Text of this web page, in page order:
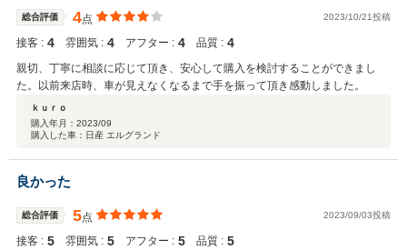
総合評価 4点 2023/10/21投稿
接客 : 4 雰囲気 : 4 アフター : 4 品質 : 4
親切、丁寧に相談に応じて頂き、安心して購入を検討することができまし
た。以前来店時、車が見えなくなるまで手を振って頂き感動しました。
ｋｕｒｏ
購入年月： 2023/09
購入した車：日産 エルグランド
良かった
総合評価 5点 2023/09/03投稿
接客 : 5 雰囲気 : 5 アフター : 5 品質 : 5